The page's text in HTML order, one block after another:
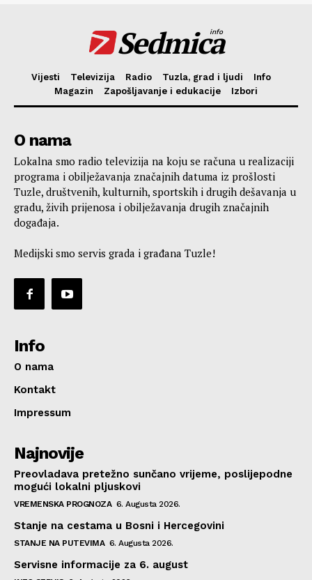
Sedmica
info
Vijesti Televizija Radio Tuzla, grad i ljudi
Info
Magazin
Zapošljavanje i edukacije Izbori
O nama
Lokalna smo radio televizija na koju se računa u realizaciji
programa i obilježavanja značajnih datuma iz prošlosti
Tuzle, društvenih, kulturnih, sportskih i drugih dešavanja u
gradu, živih prijenosa i obilježavanja drugih značajnih
događaja.
Medijski smo servis grada i građana Tuzle!
Info
O nama
Kontakt
Impressum
Najnovije
Preovladava pretežno sunčano vrijeme, poslijepodne
mogući lokalni pljuskovi
VREMENSKA PROGNOZA 6. Augusta 2026.
Stanje na cestama u Bosni i Hercegovini
STANJE NA PUTEVIMA 6. Augusta 2026.
Servisne informacije za 6. august